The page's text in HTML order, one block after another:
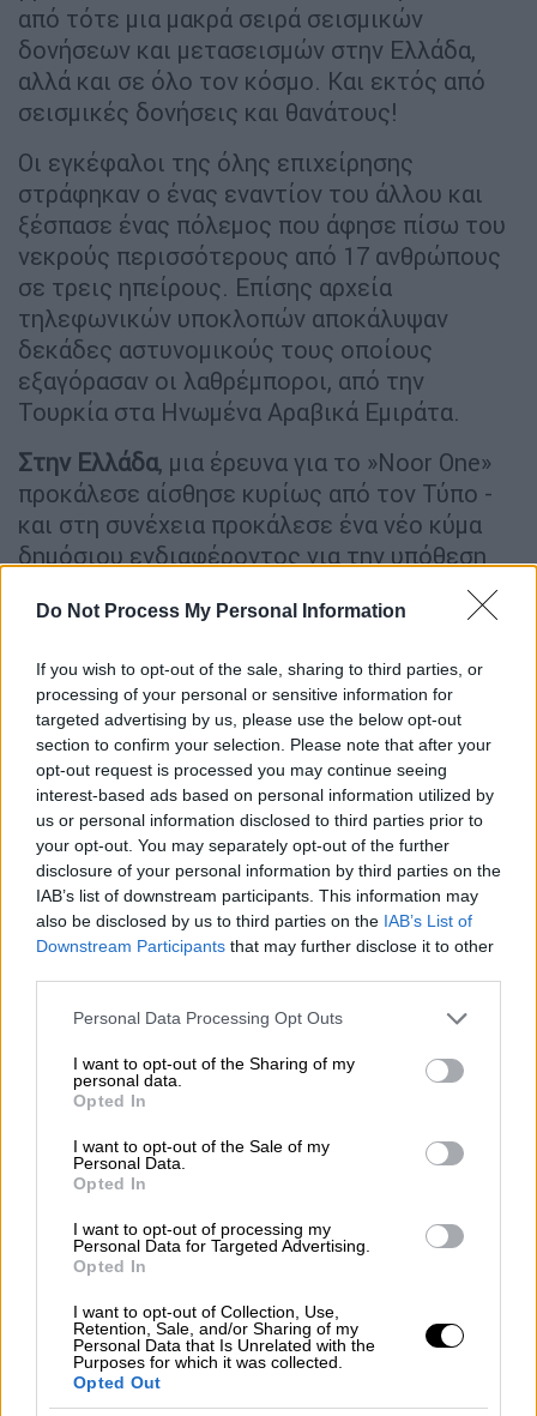
Do Not Process My Personal Information
If you wish to opt-out of the sale, sharing to third parties, or
processing of your personal or sensitive information for
targeted advertising by us, please use the below opt-out
section to confirm your selection. Please note that after your
opt-out request is processed you may continue seeing
interest-based ads based on personal information utilized by
us or personal information disclosed to third parties prior to
your opt-out. You may separately opt-out of the further
disclosure of your personal information by third parties on the
IAB’s list of downstream participants. This information may
also be disclosed by us to third parties on the IAB’s List of
Downstream Participants that may further disclose it to other
Please note that this website/app uses one or more Google
not limited to your visit or usage behaviour. You may click to
grant or deny consent to Google and its third-party tags to
use your data for below specified purposes in below Google
consent section.
Personal Data Processing Opt Outs
I want to opt-out of the Sharing of my
personal data.
Opted In
I want to opt-out of the Sale of my
Personal Data.
Opted In
I want to opt-out of processing my
Personal Data for Targeted Advertising.
Opted In
I want to opt-out of Collection, Use,
Retention, Sale, and/or Sharing of my
Personal Data that Is Unrelated with the
Purposes for which it was collected.
Opted Out
από τότε μια μακρά σειρά σεισμικών
δονήσεων και μετασεισμών στην Ελλάδα,
αλλά και σε όλο τον κόσμο. Και εκτός από
σεισμικές δονήσεις και θανάτους!
Οι εγκέφαλοι της όλης επιχείρησης
στράφηκαν ο ένας εναντίον του άλλου και
ξέσπασε ένας πόλεμος που άφησε πίσω του
νεκρούς περισσότερους από 17 ανθρώπους
σε τρεις ηπείρους. Επίσης αρχεία
τηλεφωνικών υποκλοπών αποκάλυψαν
δεκάδες αστυνομικούς τους οποίους
εξαγόρασαν οι λαθρέμποροι, από την
Τουρκία στα Ηνωμένα Αραβικά Εμιράτα.
Στην Ελλάδα, μια έρευνα για το »Noor One»
προκάλεσε αίσθησε κυρίως από τον Τύπο -
και στη συνέχεια προκάλεσε ένα νέο κύμα
δημόσιου ενδιαφέροντος για την υπόθεση
μέσω μιας προκαταρκτικής έρευνα και της
ανάδειξης ενός νέου μεγιστάνα των μέσων
της Ελλάδας και ο προκάτοχός του- κατά
καιρούς- έχουν κατηγορήσει ο ένας τον
άλλον για διασυνδέσεις με την υπόθεση της
ηρωίνης. Οι δολοφονίες, όμως, και οι
«περίεργοι» θάνατοι είναι το πιο ενδιαφέρον
κομμάτι του «μυθιστορήματος». Όλα άρχισαν
τρεις μήνες μετά την κατάληψη του «Noor
One» από τις Αρχές. Το πρόσωπο-κλειδί της
επιχείρησης είχε ήδη δραπετεύσει από την
Ελλάδα: ο οδηγός του μαύρου SUV που είχε
μεταφέρει την ηρωίνη από την Ελευσίνα τον
Ιούνιο του 2014.
Κάποιες φορέςεμφανιζόταν με το όνομα
Μοχάμεντ Ντίζελ και ήταν Ιρανός κουρδικής
καταγωγής· φοβούμενος τη σύλληψη, ο
Ντίζελ είχε φύγει στην
Κωνσταντινούπολη
και είχε υποχρεωθεί σε έναν παιδικό φίλο
του, τονΝαχί Σαριφί Ζιντάστι
(Naji Sharifi
Zindashti) να τον μεταφέρει λαθραία σε
χρόνια πριν, ο Ζιντάστι και ο Ντίζελ είχαν
καταδικαστεί σε θάνατο στηνΤεχεράνη
την κατηγορία της διακίνησης ηρωίνης· μαζί